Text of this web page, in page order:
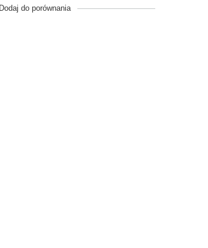
do porównania